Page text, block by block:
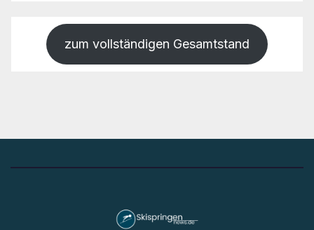
zum vollständigen Gesamtstand